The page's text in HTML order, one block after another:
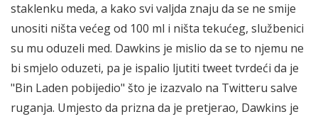
staklenku meda, a kako svi valjda znaju da se ne smije
unositi ništa većeg od 100 ml i ništa tekućeg, službenici
su mu oduzeli med. Dawkins je mislio da se to njemu ne
bi smjelo oduzeti, pa je ispalio ljutiti tweet tvrdeći da je
"Bin Laden pobijedio" što je izazvalo na Twitteru salve
ruganja. Umjesto da prizna da je pretjerao, Dawkins je